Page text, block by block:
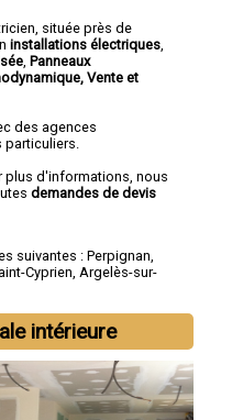
, située près de
installations électriques
Panneaux
Vente et
des agences
plus d'informations, nous
demandes de devis
suivantes : Perpignan,
Cyprien, Argelès-sur-
intérieure